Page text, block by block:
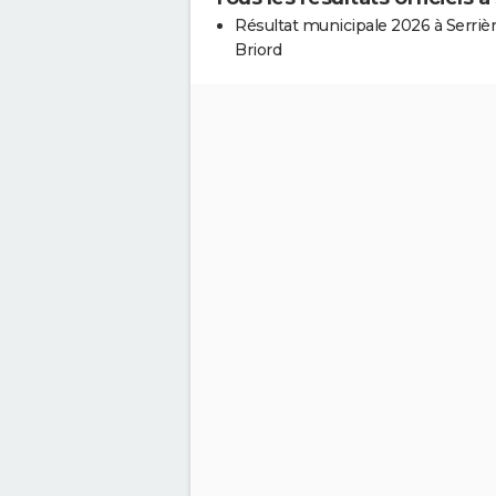
Résultat municipale 2026 à
Briord